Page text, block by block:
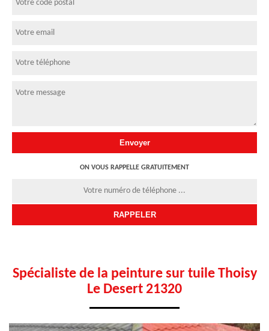
ON VOUS RAPPELLE GRATUITEMENT
Spécialiste de la peinture sur tuile Thoisy
Le Desert 21320